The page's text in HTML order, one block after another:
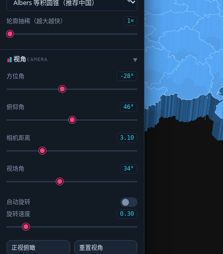
轮廓抽稀（越大越快） 1×
视角CAMERA ▶
方位角 -28°
俯仰角 46°
相机距离 3.10
视场角 34°
自动旋转
旋转速度
0.30
正视俯瞰 重置视角